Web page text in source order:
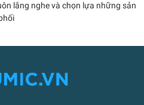
lắng nghe và chọn lựa những sản